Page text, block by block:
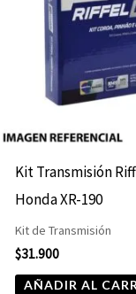
Kit Transmisión
Honda XR-190
Kit de Transmisión
$31.900
AÑADIR AL